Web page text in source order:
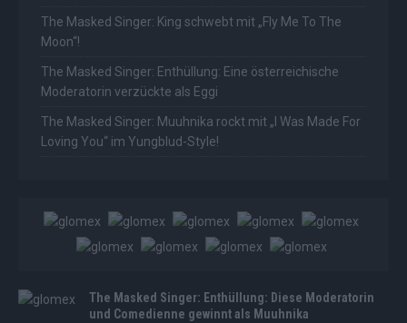
The Masked Singer: King schwebt mit „Fly Me To The
Moon“!
The Masked Singer: Enthüllung: Eine österreichische
Moderatorin verzückte als Eggi
The Masked Singer: Muuhnika rockt mit „I Was Made For
Loving You“ im Yungblud-Style!
The Masked Singer: Enthüllung: Diese Moderatorin
und Comedienne gewinnt als Muuhnika